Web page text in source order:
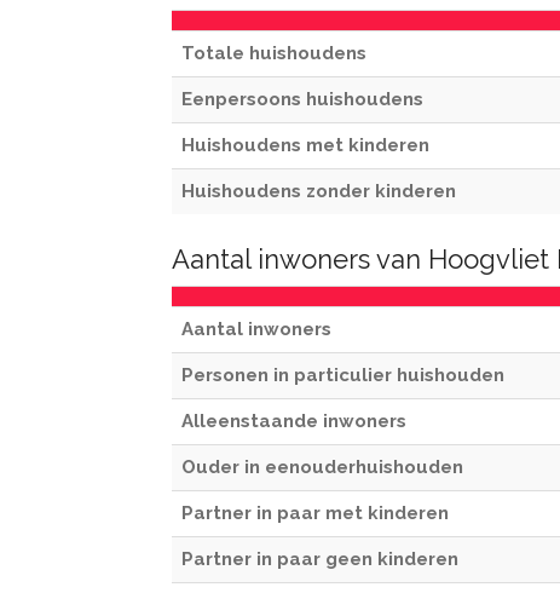
Totale huishoudens
Eenpersoons huishoudens
Huishoudens met kinderen
Huishoudens zonder kinderen
Aantal inwoners van Hoogvliet
Aantal inwoners
Personen in particulier huishouden
Alleenstaande inwoners
Ouder in eenouderhuishouden
Partner in paar met kinderen
Partner in paar geen kinderen